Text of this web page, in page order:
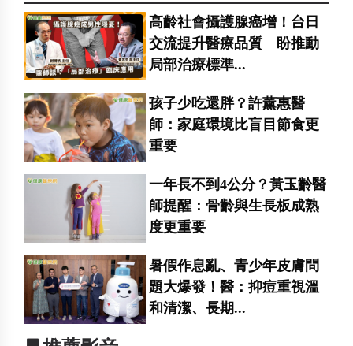
高齡社會攝護腺癌增！台日
交流提升醫療品質 盼推動
局部治療標準...
孩子少吃還胖？許薰惠醫
師：家庭環境比盲目節食更
重要
一年長不到4公分？黃玉齡醫
師提醒：骨齡與生長板成熟
度更重要
暑假作息亂、青少年皮膚問
題大爆發！醫：抑痘重視溫
和清潔、長期...